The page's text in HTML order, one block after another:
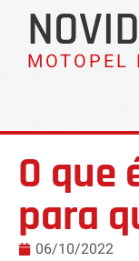
MOTOPEL
O que
para
06/10/2022